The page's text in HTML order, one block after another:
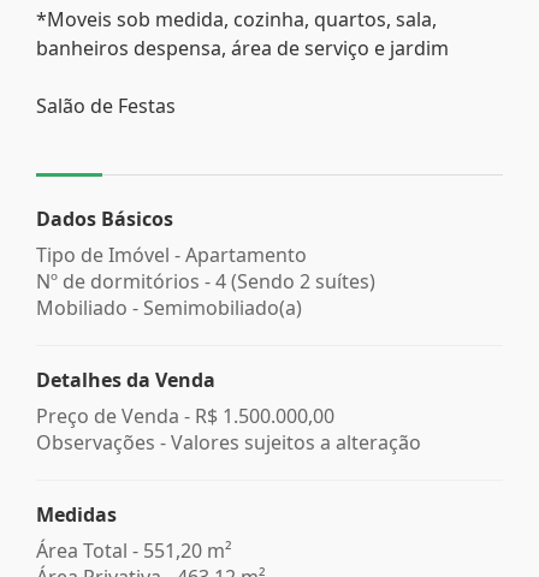
*Moveis sob medida, cozinha, quartos, sala,
banheiros despensa, área de serviço e jardim
Salão de Festas
Dados Básicos
Tipo de Imóvel - Apartamento
Nº de dormitórios - 4 (Sendo 2 suítes)
Mobiliado - Semimobiliado(a)
Detalhes da Venda
Preço de Venda - R$ 1.500.000,00
Observações - Valores sujeitos a alteração
Medidas
Área Total - 551,20 m²